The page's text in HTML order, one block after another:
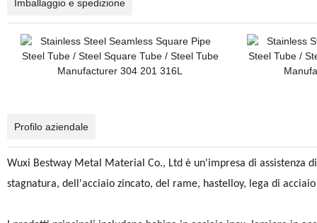
Imballaggio e spedizione
Profilo aziendale
Wuxi Bestway Metal Material Co., Ltd è un'impresa di
stagnatura, dell'acciaio zincato, del rame, hastelloy, lega di